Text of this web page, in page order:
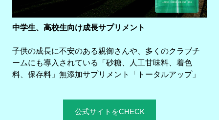
中学生、高校生向け成長サプリメント
子供の成長に不安のある親御さんや、多くのクラブチ
ームにも導入されている「砂糖、人工甘味料、着色
料、保存料」無添加サプリメント「トータルアップ」
公式サイトをCHECK